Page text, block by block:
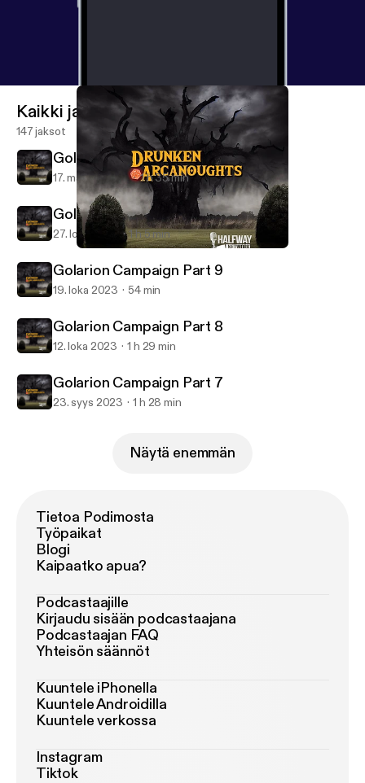
Drunken Arcanoughts
Kaikki jaksot
147 jaksot
Golarion Campaign Part 11
17. marras 2023 1 h 35 min
Golarion Campaign Part 10
27. loka 2023 1 h 5 min
Golarion Campaign Part 9
19. loka 2023 54 min
Golarion Campaign Part 8
12. loka 2023 1 h 29 min
Golarion Campaign Part 7
23. syys 2023 1 h 28 min
Näytä enemmän
Tietoa Podimosta
Työpaikat
Blogi
Kaipaatko apua?
Podcastaajille
Kirjaudu sisään podcastaajana
Podcastaajan FAQ
Yhteisön säännöt
Kuuntele iPhonella
Kuuntele Androidilla
Kuuntele verkossa
Instagram
Tiktok